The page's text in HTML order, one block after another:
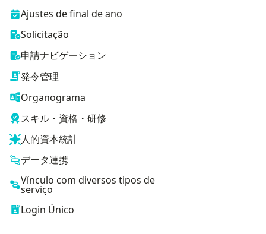
Ajustes de final de ano
Solicitação
申請ナビゲーション
発令管理
Organograma
スキル・資格・研修
人的資本統計
データ連携
Vínculo com diversos tipos de
serviço
Login Único